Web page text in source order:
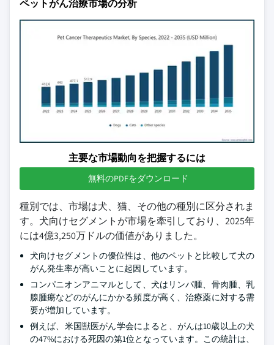
ペットがん治療市場の分析
主要な市場動向を把握するには
無料のPDFをダウンロード
種別では、市場は犬、猫、その他の種別に区分されま
す。犬向けセグメントが市場を牽引しており、2025年
には4億3,250万ドルの価値がありました。
犬向けセグメントの優位性は、他のペットと比較して犬の
がん発生率が高いことに起因しています。
コンパニオンアニマルとして、犬はリンパ腫、骨肉腫、乳
腺腫瘍などのがんにかかる頻度が高く、治療薬に対する需
要が増加しています。
例えば、米国獣医がん学会によると、がんは10歳以上の犬
の47%における死因の第1位となっています。この統計は、